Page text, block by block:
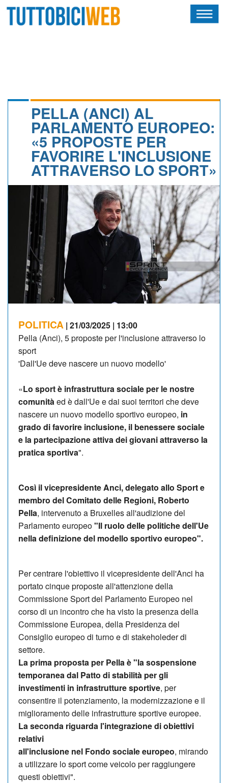
CALENDARIO
ALBI D'ORO
NEWSLETTER
PELLA (ANCI) AL
PARLAMENTO EUROPEO:
«5 PROPOSTE PER
FAVORIRE L'INCLUSIONE
ATTRAVERSO LO SPORT»
POLITICA | 21/03/2025 | 13:00
Pella (Anci), 5 proposte per l'inclusione attraverso lo
sport
'Dall'Ue deve nascere un nuovo modello'
«Lo sport è infrastruttura sociale per le nostre
comunitàed è dall'Ue e dai suoi territori che deve
nascere un nuovo modello sportivo europeo, in
grado di favorire inclusione, il benessere sociale
e la partecipazione attiva dei giovani attraverso la
pratica sportiva".
Così il vicepresidente Anci, delegato allo Sport e
membro del Comitato delle Regioni, Roberto
Pella, intervenuto a Bruxelles all'audizione del
Parlamento europeo"Il ruolo delle politiche dell'Ue
nella definizione del modello sportivo europeo".
Per centrare l'obiettivo il vicepresidente dell'Anci ha
portato cinque proposte all'attenzione della
Commissione Sport del Parlamento Europeo nel
corso di un incontro che ha visto la presenza della
Commissione Europea, della Presidenza del
Consiglio europeo di turno e di stakeholeder di
settore.
La prima proposta per Pella è "la sospensione
temporanea dal Patto di stabilità per gli
investimenti in infrastrutturesportive, per
consentire il potenziamento, la modernizzazione e il
miglioramento delle infrastrutture sportive europee.
Laseconda riguarda l'integrazione di obiettivi
relativi
all'inclusione nel Fondo sociale europeo, mirando
a utilizzare lo sport come veicolo per raggiungere
questi obiettivi".